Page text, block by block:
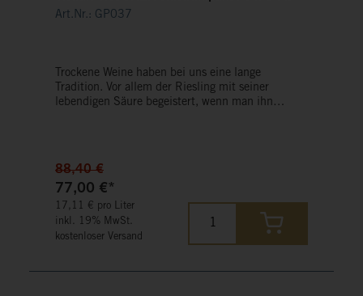
Art.Nr.: GP037
Trockene Weine haben bei uns eine lange
Tradition. Vor allem der Riesling mit seiner
lebendigen Säure begeistert, wenn man ihn
88,40 €
77,00 €*
17,11 € pro Liter
inkl. 19% MwSt.
kostenloser Versand